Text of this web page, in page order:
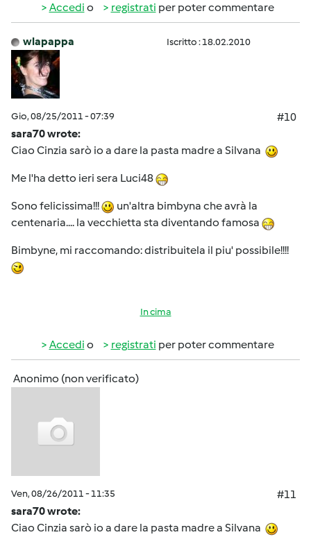
Accedi o registrati per poter commentare
wlapappa Iscritto : 18.02.2010
Gio, 08/25/2011 - 07:39
#10
sara70 wrote:
Ciao Cinzia sarò io a dare la pasta madre a Silvana
Me l'ha detto ieri sera Luci48
Sono felicissima!!!
un'altra bimbyna che avrà la
centenaria.... la vecchietta sta diventando famosa
Bimbyne, mi raccomando: distribuitela il piu' possibile!!!!
In cima
Accedi o registrati per poter commentare
Anonimo (non verificato)
Ven, 08/26/2011 - 11:35
#11
sara70 wrote:
Ciao Cinzia sarò io a dare la pasta madre a Silvana